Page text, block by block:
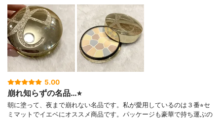
5.00
崩れ知らずの名品…⭐︎
朝に塗って、夜まで崩れない名品です。私が愛用しているのは３番⭐︎セ
ミマットでイエベにオススメ商品です。パッケージも豪華で持ち運ぶの